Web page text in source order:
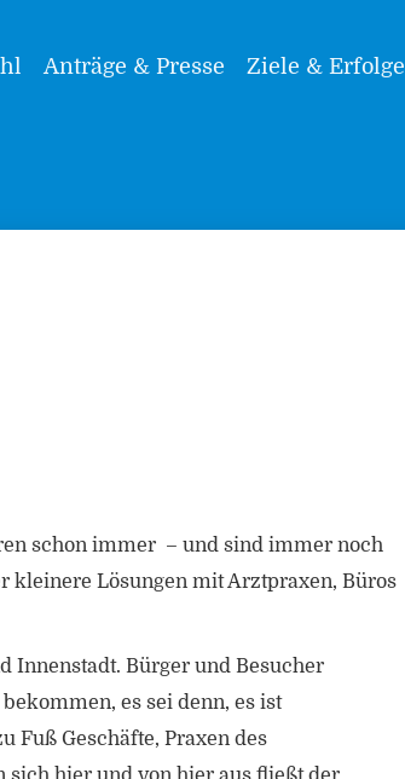
Anträge & Presse Ziele & Erfolge
schon immer – und sind immer noch
kleinere Lösungen mit Arztpraxen, Büros
Innenstadt. Bürger und Besucher
es sei denn, es ist
Fuß Geschäfte, Praxen des